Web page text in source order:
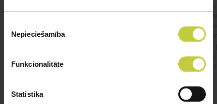
izvēle
Nepieciešamība
Funkcionalitāte
Statistika
būt?Kā kaķis varētu reağēt...Ko darīt?
būtu